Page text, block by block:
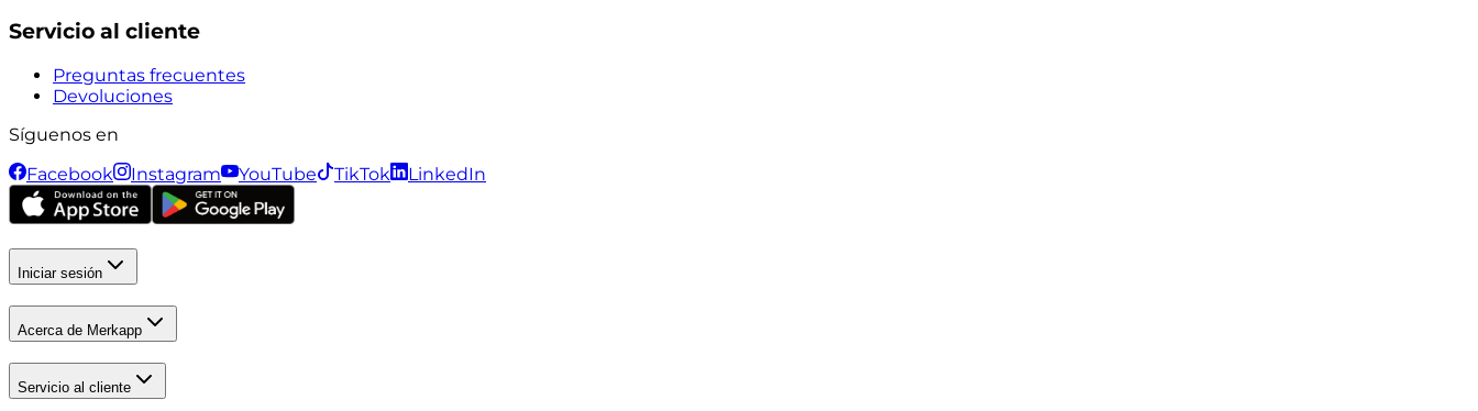
Servicio al cliente
Preguntas frecuentes
Devoluciones
Síguenos en
Facebook
Instagram YouTube TikTok LinkedIn
Iniciar sesión
Acerca de Merkapp
Servicio al cliente